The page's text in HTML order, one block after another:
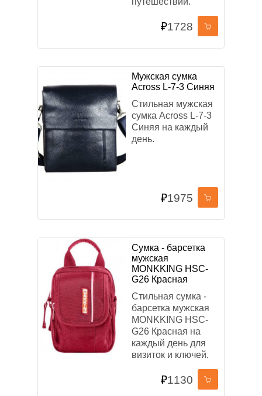
₽1728
Мужская сумка
Across L-7-3 Синяя
Стильная мужская
сумка Across L-7-3
Синяя на каждый
день.
₽1975
Сумка - барсетка
мужская
MONKKING HSC-
G26 Красная
Стильная сумка -
барсетка мужская
MONKKING HSC-
G26 Красная на
каждый день для
визиток и ключей.
₽1130